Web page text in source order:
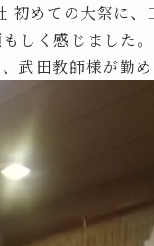
初めての大祭に
しく感じました
武田教師様が勤